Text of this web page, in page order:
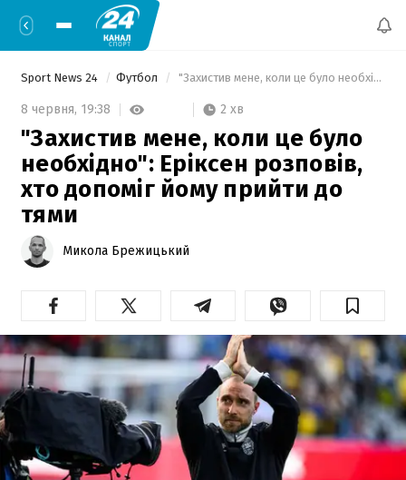
Sport News 24 Футбол "Захистив мене, коли це було необхідно": Еріксен розповів, хто допоміг йому прийти до тями
8 червня, 19:38 2 хв
"Захистив мене, коли це було
необхідно": Еріксен розповів,
хто допоміг йому прийти до
тями
Микола Брежицький